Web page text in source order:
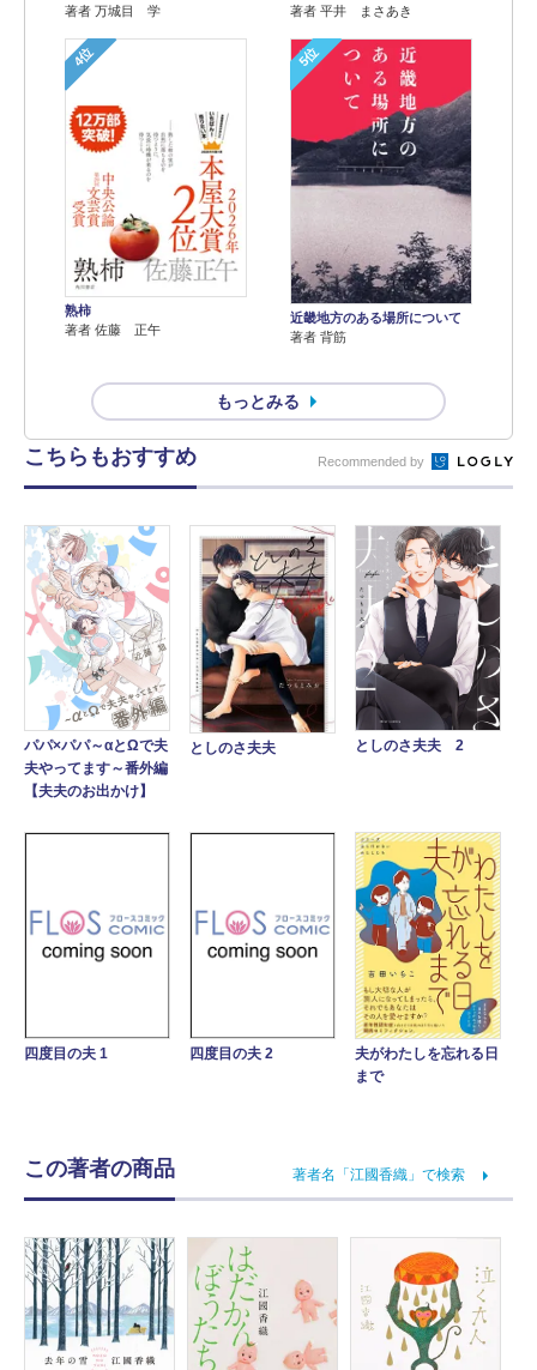
著者 万城目 学 著者 平井 まさあき
4位
熟柿
著者 佐藤 正午
5位
近畿地方のある場所について
著者 背筋
もっとみる
こちらもおすすめ Recommended by
パパ×パパ～αとΩで夫
夫やってます～番外編
【夫夫のお出かけ】
としのさ夫夫 としのさ夫夫 2
四度目の夫 1 四度目の夫 2
夫がわたしを忘れる日
まで
この著者の商品 著者名「江國香織」で検索